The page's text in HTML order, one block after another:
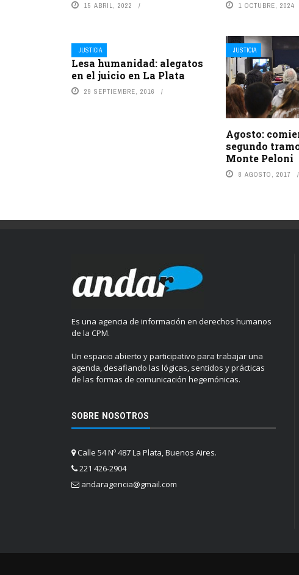
15 ABRIL, 2022 1 OCTUBRE, 2024
JUSTICIA
Lesa humanidad: alegatos
en el juicio en La Plata
29 SEPTIEMBRE, 2016
JUSTICIA
Agosto:
segundo
Monte Peloni
8 AGOSTO, 2017
Es una agencia de información en derechos humanos
de la CPM.
Un espacio abierto y participativo para trabajar una
agenda, desafiando las lógicas, sentidos y prácticas
de las formas de comunicación hegemónicas.
SOBRE NOSOTROS
Calle 54 Nº 487 La Plata, Buenos Aires.
221 426-2904
andaragencia@gmail.com